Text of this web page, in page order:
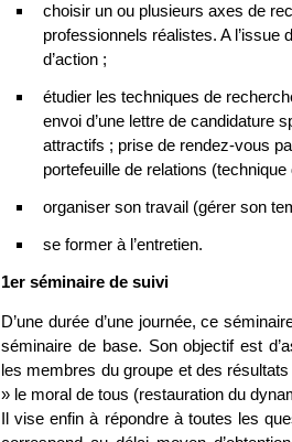
choisir un ou plusieurs axes de
professionnels réalistes. A
d’action ;
étudier les techniques de
envoi d’une lettre de candidature
attractifs ; prise de rendez-vous
portefeuille de relations
organiser son travail (gérer son
se former à l’entretien.
1er séminaire de suivi
D’une durée d’une journée, ce
séminaire de base. Son objectif est
les membres du groupe et des
» le moral de tous (restauration du
Il vise enfin à répondre à toutes les